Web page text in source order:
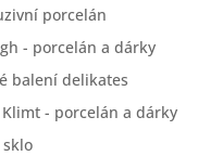
porcelán
- porcelán a dárky
balení delikates
Klimt - porcelán a dárky